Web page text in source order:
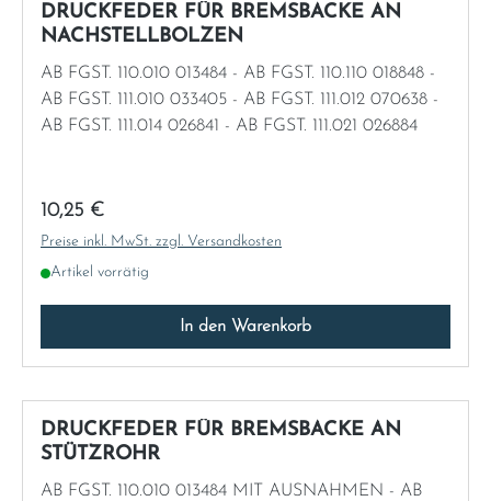
DRUCKFEDER FÜR BREMSBACKE AN
NACHSTELLBOLZEN
AB FGST. 110.010 013484 - AB FGST. 110.110 018848 -
AB FGST. 111.010 033405 - AB FGST. 111.012 070638 -
AB FGST. 111.014 026841 - AB FGST. 111.021 026884
Regulärer Preis:
10,25 €
Preise inkl. MwSt. zzgl. Versandkosten
Artikel vorrätig
In den Warenkorb
DRUCKFEDER FÜR BREMSBACKE AN
STÜTZROHR
AB FGST. 110.010 013484 MIT AUSNAHMEN - AB